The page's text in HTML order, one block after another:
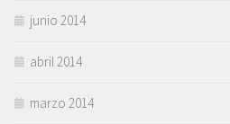
junio 2014
abril 2014
marzo 2014